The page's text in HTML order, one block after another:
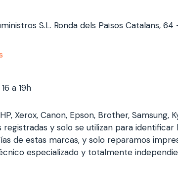
S.L. Ronda dels Països Catalans,
a 19h
Xerox, Canon, Epson, Brother, Samsung,
registradas y solo se utilizan para identificar
de estas marcas, y solo reparamos
especializado y totalmente